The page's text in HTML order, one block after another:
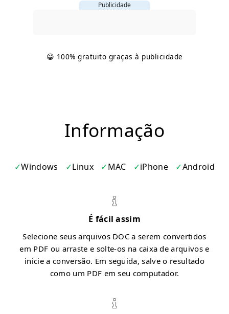
Publicidade
😀 100% gratuito graças à publicidade
Informação
Windows Linux MAC iPhone Android
É fácil assim
Selecione seus arquivos DOC a serem convertidos
em PDF ou arraste e solte-os na caixa de arquivos e
inicie a conversão. Em seguida, salve o resultado
como um PDF em seu computador.